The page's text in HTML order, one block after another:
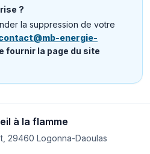
?
la suppression de votre
energie-
fournir la page du site
à la flamme
29460 Logonna-Daoulas